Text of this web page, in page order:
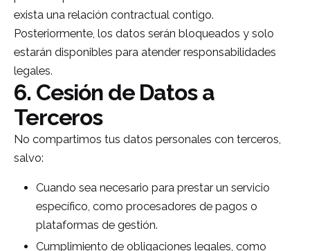
exista una relación contractual contigo.
Posteriormente, los datos serán bloqueados y solo
estarán disponibles para atender responsabilidades
legales.
6. Cesión de Datos a
Terceros
No compartimos tus datos personales con terceros,
salvo:
Cuando sea necesario para prestar un servicio
específico, como procesadores de pagos o
plataformas de gestión.
Cumplimiento de obligaciones legales, como